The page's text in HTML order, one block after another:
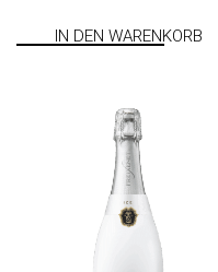
IN DEN WARENKORB